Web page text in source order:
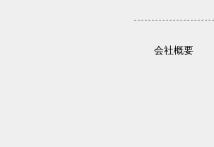
会社概要